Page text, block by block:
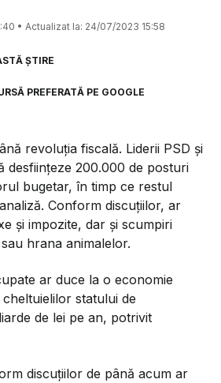
• Actualizat la: 24/07/2023 15:58
ȘTIRE
PREFERATĂ PE GOOGLE
revoluția fiscală. Liderii PSD și
desființeze 200.000 de posturi
bugetar, în timp ce restul
Conform discuțiilor, ar
și impozite, dar și scumpiri
hrana animalelor.
ar duce la o economie
statului de
de lei pe an, potrivit
discuțiilor de până acum ar